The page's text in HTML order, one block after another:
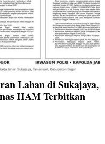
Lahan di Sukajaya,
HAM Terbitkan